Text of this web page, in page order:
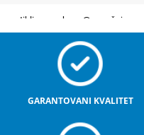
GARANTOVANI KVALITET